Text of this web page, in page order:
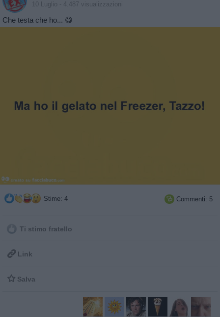
10 Luglio - 4.487 visualizzazioni
Che testa che ho... 😋
Stime: 4  Commenti: 5
Ti stimo fratello
 Link
 Salva